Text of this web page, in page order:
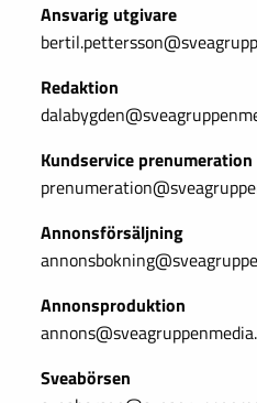
Ansvarig utgivare
Redaktion
Kundservice prenumeration
Annonsförsäljning
Annonsproduktion
Sveabörsen